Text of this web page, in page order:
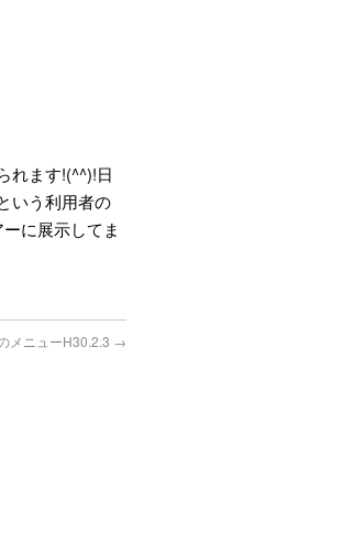
れます!(^^)!日
いう利用者の
に展示してま
メニューH30.2.3 →